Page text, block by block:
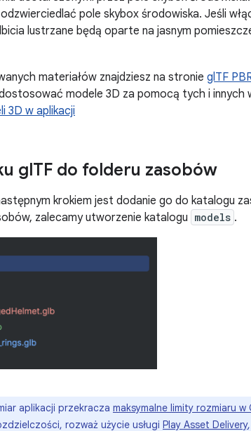
pole skybox środowiska. Jeśli
lustrzane będą oparte na jasnym
materiałów znajdziesz na stronie glTF
modele 3D za pomocą tych i innych
3D w aplikacji
glTF do folderu zasobów
krokiem jest dodanie go do katalogu
zalecamy utworzenie katalogu models .
aplikacji przekracza maksymalne limity rozmiaru w
rozważ użycie usługi Play Asset Delivery